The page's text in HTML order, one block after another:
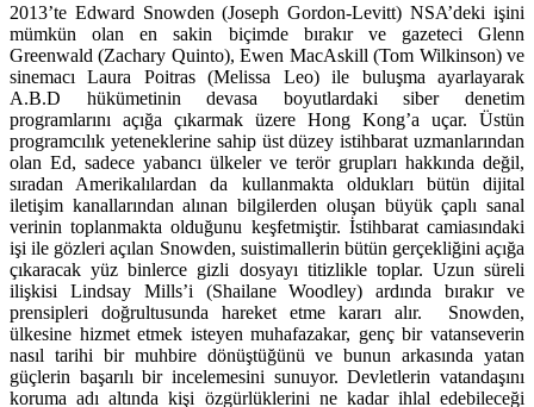
2013’te Edward Snowden (Joseph Gordon-Levitt) NSA’deki işini
mümkün olan en sakin biçimde bırakır ve gazeteci Glenn
Greenwald (Zachary Quinto), Ewen MacAskill (Tom Wilkinson) ve
sinemacı Laura Poitras (Melissa Leo) ile buluşma ayarlayarak
A.B.D hükümetinin devasa boyutlardaki siber denetim
programlarını açığa çıkarmak üzere Hong Kong’a uçar. Üstün
programcılık yeteneklerine sahip üst düzey istihbarat uzmanlarından
olan Ed, sadece yabancı ülkeler ve terör grupları hakkında değil,
sıradan Amerikalılardan da kullanmakta oldukları bütün dijital
iletişim kanallarından alınan bilgilerden oluşan büyük çaplı sanal
verinin toplanmakta olduğunu keşfetmiştir. İstihbarat camiasındaki
işi ile gözleri açılan Snowden, suistimallerin bütün gerçekliğini açığa
çıkaracak yüz binlerce gizli dosyayı titizlikle toplar. Uzun süreli
ilişkisi Lindsay Mills’i (Shailane Woodley) ardında bırakır ve
prensipleri doğrultusunda hareket etme kararı alır. Snowden,
ülkesine hizmet etmek isteyen muhafazakar, genç bir vatanseverin
nasıl tarihi bir muhbire dönüştüğünü ve bunun arkasında yatan
güçlerin başarılı bir incelemesini sunuyor. Devletlerin vatandaşını
koruma adı altında kişi özgürlüklerini ne kadar ihlal edebileceği